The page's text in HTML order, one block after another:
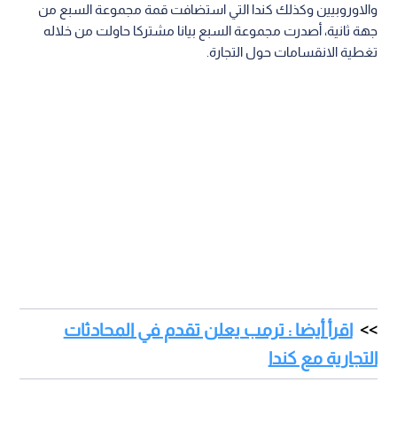
والاوروبيين وكذلك كندا التي استضافت قمة مجموعة السبع من
جهة ثانية، أصدرت مجموعة السبع بيانا مشتركا حاولت من خلاله
تغطية الانقسامات حول التجارة.
اقرأ أيضا : ترمب يعلن تقدم في المحادثات
التجارية مع كندا